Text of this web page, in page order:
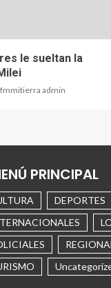
le sueltan la
fmmitierra admin
PRINCIPAL
DEPORTES